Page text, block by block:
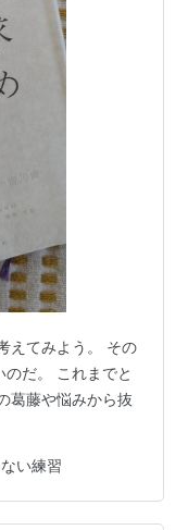
えてみよう。 その
だ。 これまでと
葛藤や悩みから抜
い練習